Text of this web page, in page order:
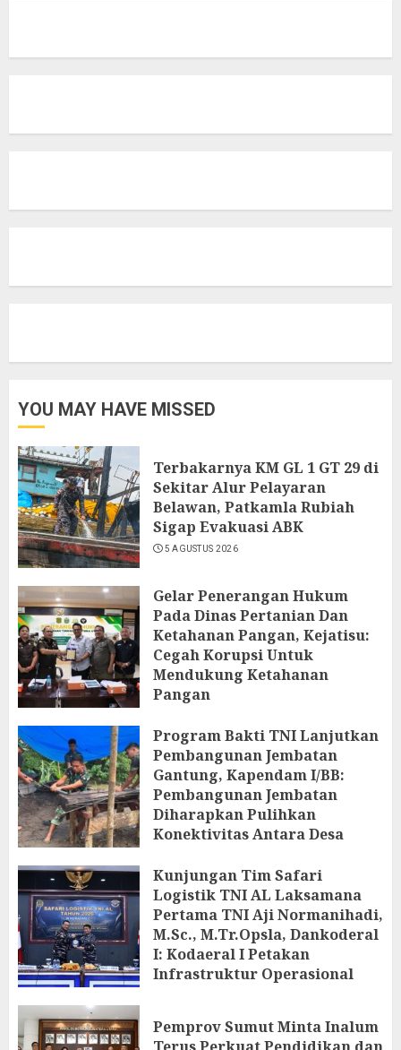
YOU MAY HAVE MISSED
Terbakarnya KM GL 1 GT 29 di
Sekitar Alur Pelayaran
Belawan, Patkamla Rubiah
Sigap Evakuasi ABK
5 AGUSTUS 2026
Gelar Penerangan Hukum
Pada Dinas Pertanian Dan
Ketahanan Pangan, Kejatisu:
Cegah Korupsi Untuk
Mendukung Ketahanan
Pangan
Program Bakti TNI Lanjutkan
Pembangunan Jembatan
Gantung, Kapendam I/BB:
Pembangunan Jembatan
Diharapkan Pulihkan
Konektivitas Antara Desa
Kunjungan Tim Safari
Logistik TNI AL Laksamana
Pertama TNI Aji Normanihadi,
M.Sc., M.Tr.Opsla, Dankoderal
I: Kodaeral I Petakan
Infrastruktur Operasional
Pemprov Sumut Minta Inalum